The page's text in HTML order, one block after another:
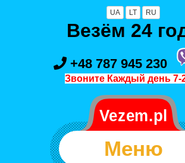
UA LT RU
Везём 24
+48 787 945 230
Звоните Каждый день 7-
Меню